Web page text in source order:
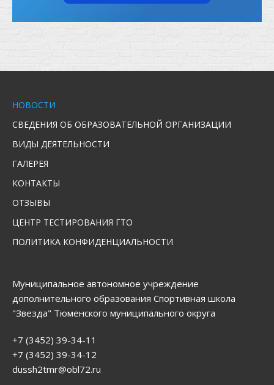
НОВОСТИ
СВЕДЕНИЯ ОБ ОБРАЗОВАТЕЛЬНОЙ ОРГАНИЗАЦИИ
ВИДЫ ДЕЯТЕЛЬНОСТИ
ГАЛЕРЕЯ
КОНТАКТЫ
ОТЗЫВЫ
ЦЕНТР ТЕСТИРОВАНИЯ ГТО
ПОЛИТИКА КОНФИДЕНЦИАЛЬНОСТИ
Муниципальное автономное учреждение
дополнительного образования Спортивная школа
"Звезда" Тюменского муниципального округа
+7 (3452) 39-34-11
+7 (3452) 39-34-12
dussh2tmr@obl72.ru